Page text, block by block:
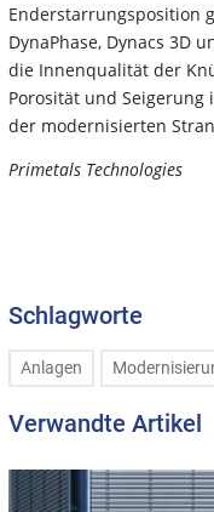
Enderstarrungsposition
DynaPhase, Dynacs 3D
die Innenqualität der
Porosität und
der modernisierten
Primetals Technologies
Schlagworte
Anlagen
Verwandte Artikel